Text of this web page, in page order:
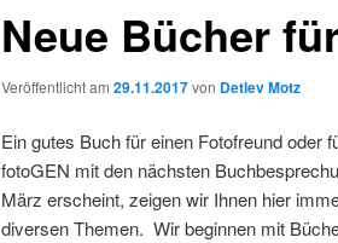
Neue Bücher
Veröffentlicht am 29.11.2017von Detlev Motz
Ein gutes Buch für einen Fotofreund oder
fotoGEN mit den nächsten
März erscheint, zeigen wir Ihnen hier
diversen Themen. Wir beginnen mit